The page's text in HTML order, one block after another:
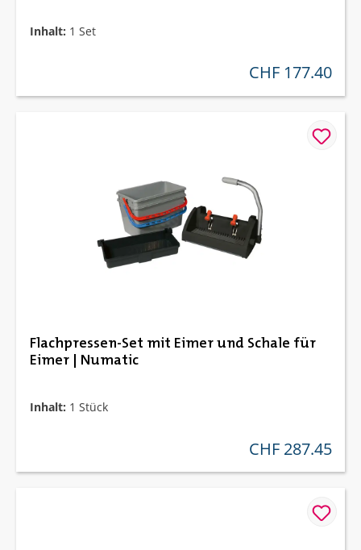
Inhalt: 1 Set
regulärer preis:
CHF 177.40
Flachpressen-Set mit Eimer und Schale für
Eimer | Numatic
Inhalt: 1 Stück
regulärer preis:
CHF 287.45